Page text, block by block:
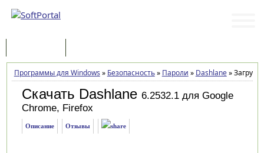
Программы для Windows » Безопасность» Пароли » Dashlane»Загрузка
Скачать Dashlane 6.2532.1 для Google
Chrome, Firefox
Описание Отзывы